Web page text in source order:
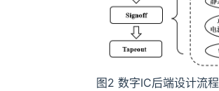
图2 数字IC后端设计流程